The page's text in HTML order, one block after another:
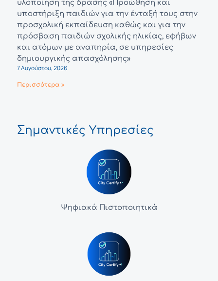
υλοποίηση της δράσης «Προώθηση και
υποστήριξη παιδιών για την ένταξή τους στην
προσχολική εκπαίδευση καθώς και για την
πρόσβαση παιδιών σχολικής ηλικίας, εφήβων
και ατόμων με αναπηρία, σε υπηρεσίες
δημιουργικής απασχόλησης»
7 Αυγούστου, 2026
Περισσότερα »
Σημαντικές Υπηρεσίες
Ψηφιακά Πιστοποιητικά